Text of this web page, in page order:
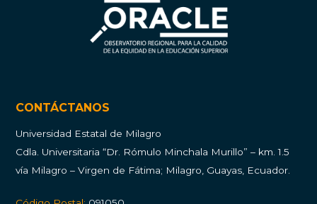
CONTÁCTANOS
Universidad Estatal de Milagro
Cdla. Universitaria “Dr. Rómulo Minchala Murillo” – km. 1.5
vía Milagro – Virgen de Fátima; Milagro, Guayas, Ecuador.